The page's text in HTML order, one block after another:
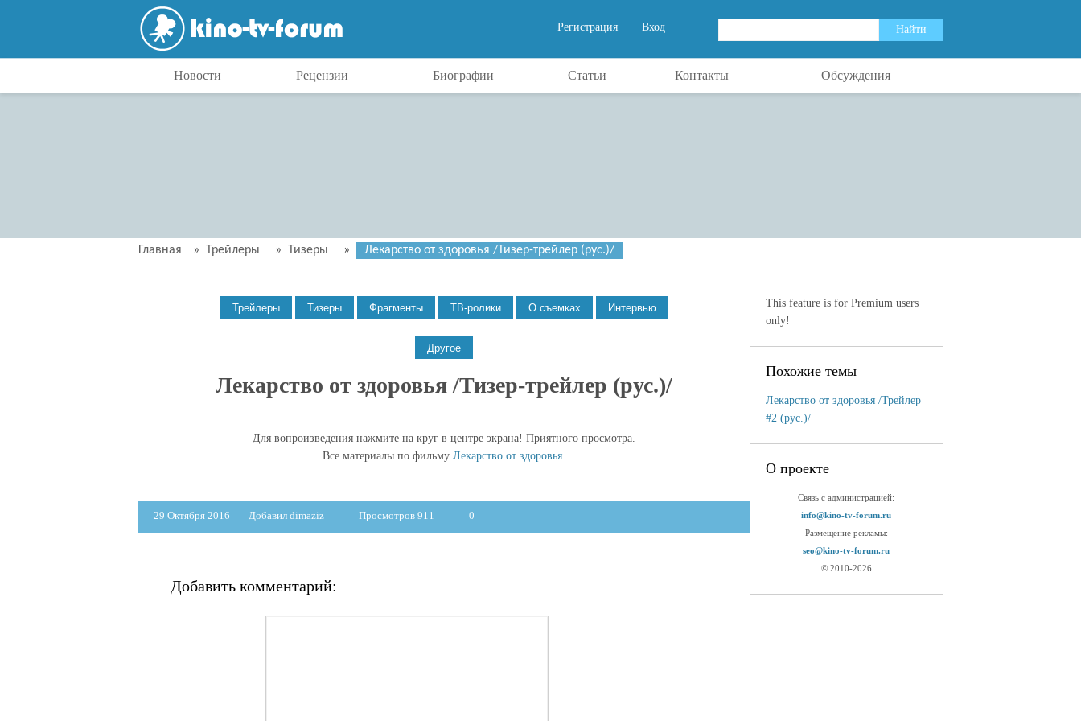
Вход
Регистрация
Новости Рецензии Биографии Статьи Контакты Обсуждения
Главная » Трейлеры » Тизеры » Лекарство от здоровья /Тизер-трейлер (рус.)/
Лекарство от здоровья /Тизер-трейлер (рус.)/
Для вопроизведения нажмите на круг в центре экрана! Приятного просмотра.
Все материалы по фильму Лекарство от здоровья.
29 Октября 2016 Добавил dimaziz Просмотров 911 0
Добавить комментарий:
This feature is for Premium users
only!
Похожие темы
Лекарство от здоровья /Трейлер
#2 (рус.)/
О проекте
Связь с администрацией:
info@kino-tv-forum.ru
Размещение рекламы:
seo@kino-tv-forum.ru
© 2010-2026